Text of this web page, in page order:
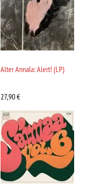
Alter Annala: Alert! (LP)
27,90€